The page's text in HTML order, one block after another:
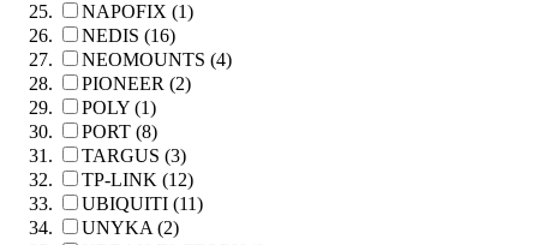
NAPOFIX (1)
NEDIS (16)
NEOMOUNTS (4)
PIONEER (2)
POLY (1)
PORT (8)
TARGUS (3)
TP-LINK (12)
UBIQUITI (11)
UNYKA (2)